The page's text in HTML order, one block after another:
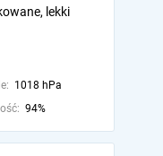
lekki
1018 hPa
94%